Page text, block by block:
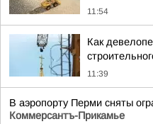
11:54
Как
11:39
В аэропорту Перми сняты
Коммерсантъ-Прикамье